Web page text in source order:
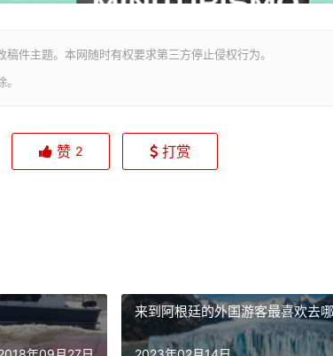
件主题。本网随时有权要求第三方停止侵权行为。
赞 2 打赏
来到阿根廷的外国游客最喜欢去哪